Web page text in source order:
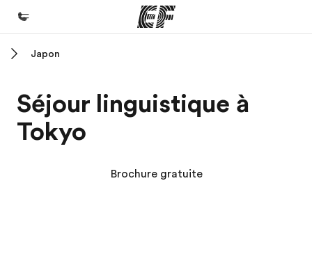
Programmes
Nos offres
Japon
Séjour linguistique à
Tokyo
Brochure gratuite